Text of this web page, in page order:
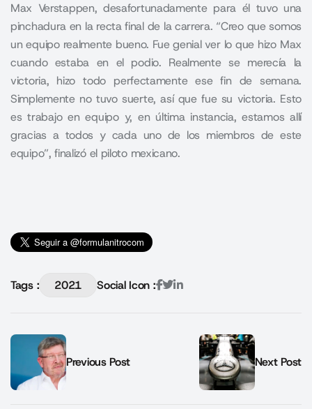
Max Verstappen, desafortunadamente para él tuvo una
pinchadura en la recta final de la carrera. “Creo que somos
un equipo realmente bueno. Fue genial ver lo que hizo Max
cuando estaba en el podio. Realmente se merecía la
victoria, hizo todo perfectamente ese fin de semana.
Simplemente no tuvo suerte, así que fue su victoria. Esto
es trabajo en equipo y, en última instancia, estamos allí
gracias a todos y cada uno de los miembros de este
equipo”, finalizó el piloto mexicano.
Tags : 2021 Social Icon :
Previous Post Next Post